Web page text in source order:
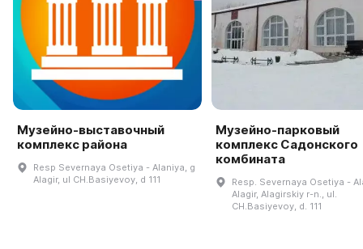
Музейно-выставочный
комплекс района
Resp Severnaya Osetiya - Alaniya, g
Alagir, ul CH.Basiyevoy, d 111
Музейно-парковый
комплекс Садонского
комбината
Resp. Severnaya Osetiya -
Alagir, Alagirskiy r-n., ul.
CH.Basiyevoy, d. 111